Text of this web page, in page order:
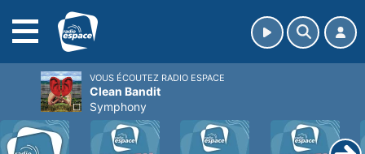
VOUS ÉCOUTEZ RADIO ESPACE
Clean Bandit
Symphony